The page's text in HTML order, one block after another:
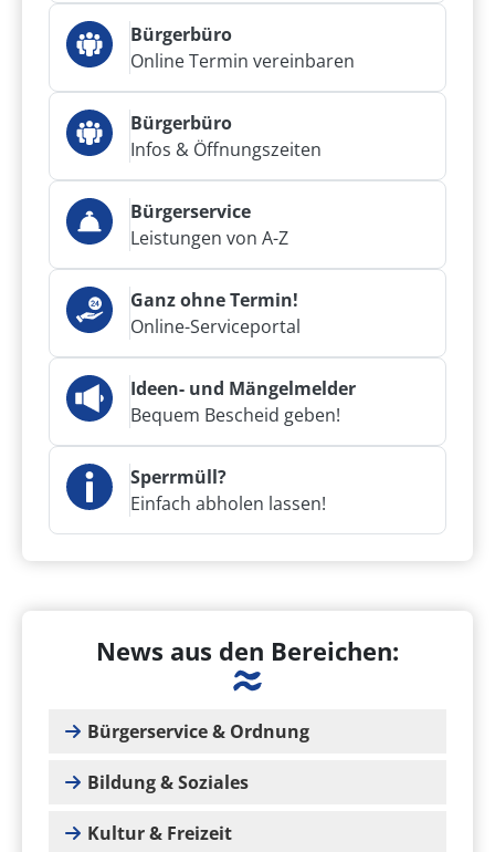
Bürgerbüro
Online Termin vereinbaren
Bürgerbüro
Infos & Öffnungszeiten
Bürgerservice
Leistungen von A-Z
Ganz ohne Termin!
Online-Serviceportal
Ideen- und Mängelmelder
Bequem Bescheid geben!
Sperrmüll?
Einfach abholen lassen!
News aus den Bereichen:
Bürgerservice & Ordnung
Bildung & Soziales
Kultur & Freizeit